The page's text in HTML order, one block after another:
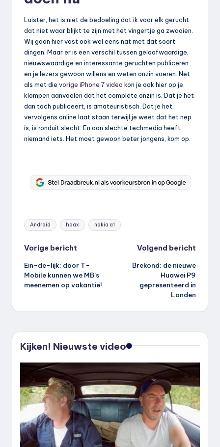
Luister, het is niet de bedoeling dat ik voor elk gerucht
dat niet waar blijkt te zijn met het vingertje ga zwaaien.
Wij gaan hier vast ook wel eens nat met dat soort
dingen. Maar er is een verschil tussen geloofwaardige,
nieuwswaardige en interessante geruchten publiceren
en je lezers gewoon willens en weten onzin voeren. Net
als met die vorige iPhone 7 video kon je ook hier op je
klompen aanvoelen dat het complete onzin is. Dat je het
dan toch publiceert, is amateuristisch. Dat je het
vervolgens online laat staan terwijl je weet dat het nep
is, is ronduit slecht. En aan slechte techmedia heeft
niemand iets. Het moet gewoon beter jongens, kom op.
Tags:
Android hoax nokia a1
Bericht
navigatie
Vorige bericht
Ein-de-lijk: door T-
Mobile kunnen we MB’s
meenemen op vakantie!
Volgend bericht
Brekond: de nieuwe
Huawei P9
gepresenteerd in
Londen
Kijken! Nieuwste video